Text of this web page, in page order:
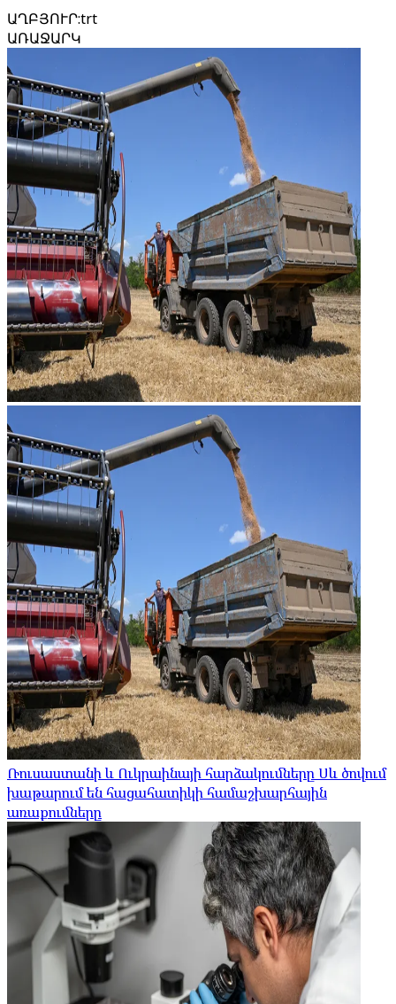
ԱՂԲՅՈՒՐ:trt
ԱՌԱՋԱՐԿ
Ռուսաստանի և Ուկրաինայի հարձակումները Սև ծովում
խաթարում են հացահատիկի համաշխարհային
առաքումները